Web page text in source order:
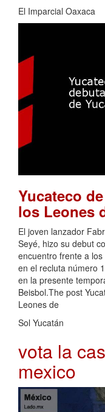
El Imparcial Oaxaca
Yucateco
los Leones
El joven lanzador
Seyé, hizo su debut
encuentro frente a
en el recluta número
en la presente
Beisbol.The post
Leones de
Sol Yucatán
vota la
mexico